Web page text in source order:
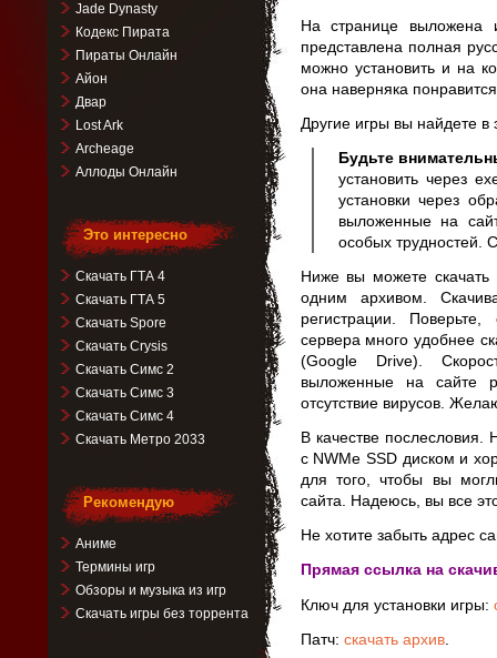
На странице выложена
представлена полная
можно установить и на
она наверняка
Другие игры вы найдете
Будьте
установить через
установки через
выложенные на
особых трудностей.
Ниже вы можете
одним архивом.
регистрации.
сервера много удобнее
(Google Drive).
выложенные на сайте
отсутствие вирусов.
В качестве
с NWMe SSD диском и
для того, чтобы вы
сайта. Надеюсь, вы все
Не хотите забыть адрес
Прямая ссылка на
Ключ для установки игры:
Патч: скачать архив.
Jade Dynasty
Кодекс Пирата
Пираты Онлайн
Айон
Двар
Lost Ark
Archeage
Аллоды Онлайн
Это интересно
Скачать ГТА 4
Скачать ГТА 5
Скачать Spore
Скачать Crysis
Скачать Симс 2
Скачать Симс 3
Скачать Симс 4
Скачать Метро 2033
Рекомендую
Аниме
Термины игр
Обзоры и музыка из игр
Скачать игры без торрента